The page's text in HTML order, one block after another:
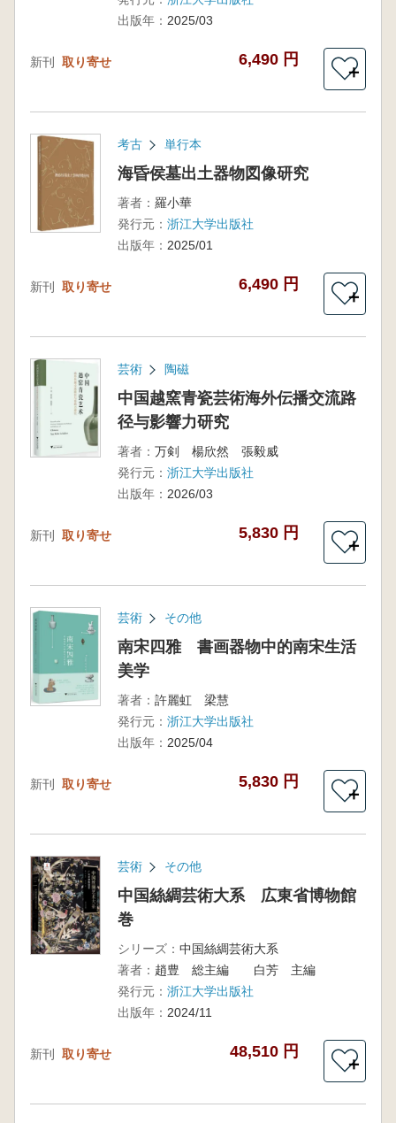
出版年： 2025/03
新刊 取り寄せ 6,490 円
＋
考古 単行本
海昏侯墓出土器物図像研究
著者： 羅小華
発行元： 浙江大学出版社
出版年： 2025/01
新刊 取り寄せ 6,490 円
＋
芸術 陶磁
中国越窯青瓷芸術海外伝播交流路
径与影響力研究
著者： 万剣 楊欣然 張毅威
発行元： 浙江大学出版社
出版年： 2026/03
新刊 取り寄せ 5,830 円
＋
芸術 その他
南宋四雅 書画器物中的南宋生活
美学
著者： 許麗虹 梁慧
発行元： 浙江大学出版社
出版年： 2025/04
新刊 取り寄せ 5,830 円
＋
芸術 その他
中国絲綢芸術大系 広東省博物館
巻
シリーズ： 中国絲綢芸術大系
著者： 趙豊 総主編 白芳 主編
発行元： 浙江大学出版社
出版年： 2024/11
新刊 取り寄せ 48,510 円
＋